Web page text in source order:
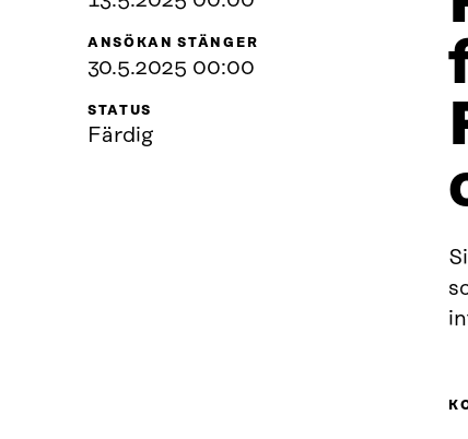
ANSÖKAN STÄNGER
30.5.2025 00:00
STATUS
Färdig